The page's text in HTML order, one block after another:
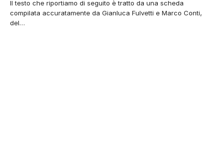
Il testo che riportiamo di seguito è tratto da una scheda
compilata accuratamente da Gianluca Fulvetti e Marco Conti,
del…